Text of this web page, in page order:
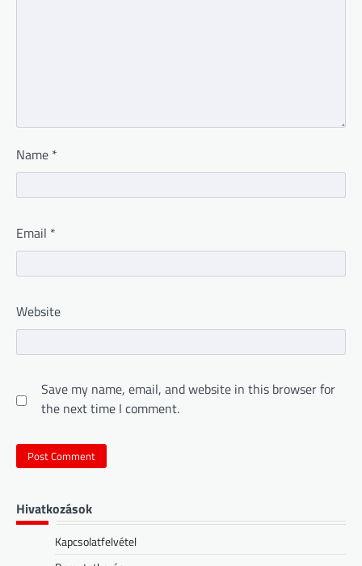
Name *
Email *
Website
Save my name, email, and website in this browser for
the next time I comment.
Hivatkozások
Kapcsolatfelvétel